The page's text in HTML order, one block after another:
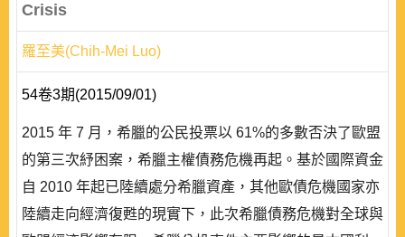
Crisis
羅至美(Chih-Mei Luo)
54卷3期(2015/09/01)
2015 年 7 月，希臘的公民投票以 61%的多數否決了歐盟
的第三次紓困案，希臘主權債務危機再起。基於國際資金
自 2010 年起已陸續處分希臘資產，其他歐債危機國家亦
陸續走向經濟復甦的現實下，此次希臘債務危機對全球與